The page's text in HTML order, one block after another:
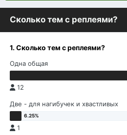
Сколько тем с реплеями?
1. Сколько тем с реплеями?
Одна общая
12
Две - для нагибучек и хвастливых
1